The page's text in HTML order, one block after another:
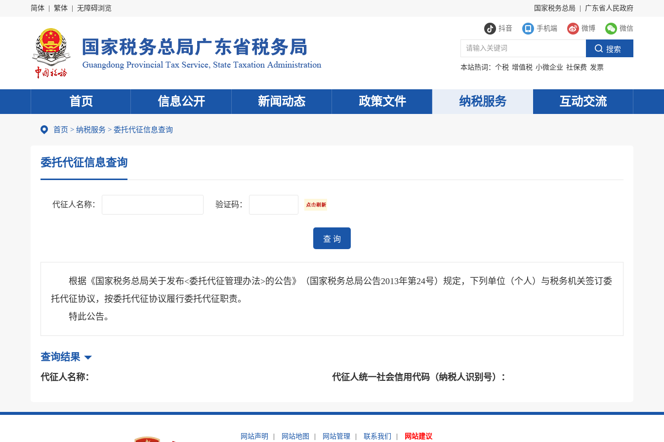
简体 繁体 无障碍浏览 国家税务总局 广东省人民政府
抖音 手机端 微博 微信
本站热词： 个税 增值税 小微企业 社保费 发票
首页 信息公开 新闻动态 政策文件 纳税服务 互动交流
首页 > 纳税服务 > 委托代征信息查询
委托代征信息查询
代征人名称： 验证码：
查 询
根据《国家税务总局关于发布<委托代征管理办法>的公告》（国家税务总局公告2013年第24号）规定，下列单位（个人）与税务机关签订委
托代征协议，按委托代征协议履行委托代征职责。
特此公告。
查询结果
代征人名称： 代征人统一社会信用代码（纳税人识别号）：
网站声明 网站地图 网站管理 联系我们 网站建议